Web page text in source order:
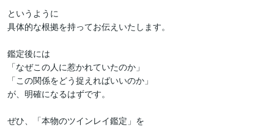
というように
具体的な根拠を持ってお伝えいたします。
鑑定後には
「なぜこの人に惹かれていたのか」
「この関係をどう捉えればいいのか」
が、明確になるはずです。
ぜひ、「本物のツインレイ鑑定」を